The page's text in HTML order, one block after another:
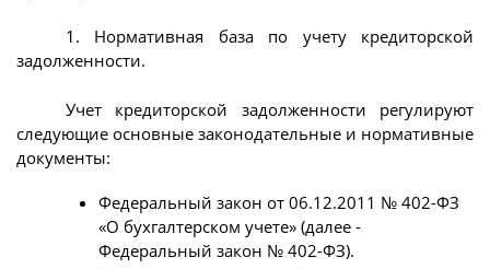
1. Нормативная база по учету кредиторской
задолженности.
Учет кредиторской задолженности регулируют
следующие основные законодательные и нормативные
документы:
Федеральный закон от 06.12.2011 № 402-ФЗ
«О бухгалтерском учете» (далее -
Федеральный закон № 402-ФЗ).